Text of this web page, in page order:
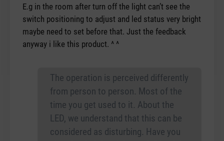
E.g in the room after turn off the light can’t see the
switch positioning to adjust and led status very bright
maybe need to set before that. Just the feedback
anyway i like this product. ^ ^
The operation is perceived differently
from person to person. Most of the
time you get used to it. About the
LED, we understand that this can be
considered as disturbing. Have you